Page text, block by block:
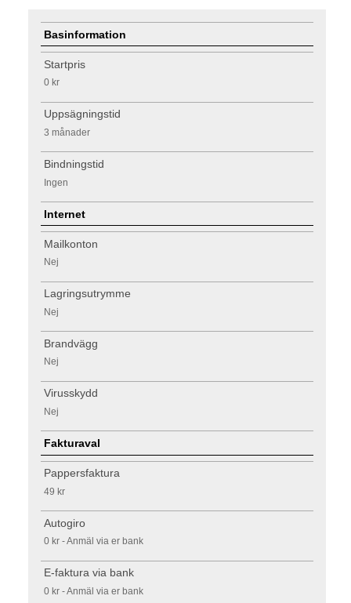
Basinformation
Startpris
0 kr
Uppsägningstid
3 månader
Bindningstid
Ingen
Internet
Mailkonton
Nej
Lagringsutrymme
Nej
Brandvägg
Nej
Virusskydd
Nej
Fakturaval
Pappersfaktura
49 kr
Autogiro
0 kr - Anmäl via er bank
E-faktura via bank
0 kr - Anmäl via er bank